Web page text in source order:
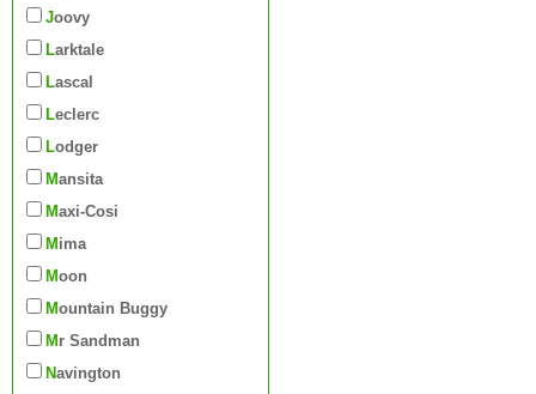
Joovy
Larktale
Lascal
Leclerc
Lodger
Mansita
Maxi-Cosi
Mima
Moon
Mountain Buggy
Mr Sandman
Navington